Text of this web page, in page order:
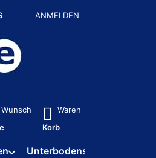
ANMELDEN
Sie die Eingabetaste, um alle
Wunsch
Waren
Korb
Unterbodenschutz / HV